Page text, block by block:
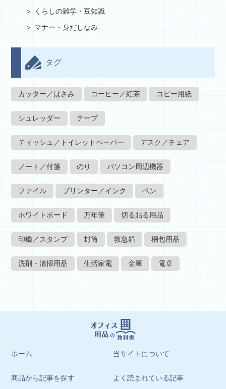
くらしの雑学・豆知識
マナー・身だしなみ
タグ
カッター／はさみ コーヒー／紅茶 コピー用紙
シュレッダー テープ
ティッシュ／トイレットペーパー デスク／チェア
ノート／付箋 のり パソコン周辺機器
ファイル プリンター／インク ペン
ホワイトボード 万年筆 切る貼る用品
印鑑／スタンプ 封筒 救急箱 梱包用品
洗剤・清掃用品 生活家電 金庫 電卓
ホーム 当サイトについて
商品から記事を探す よく読まれている記事